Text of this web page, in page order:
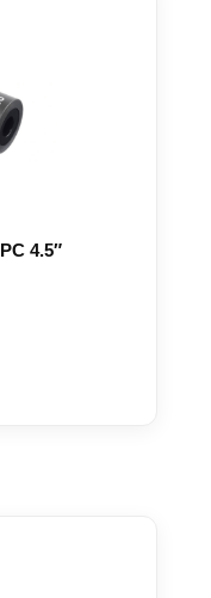
4.5″